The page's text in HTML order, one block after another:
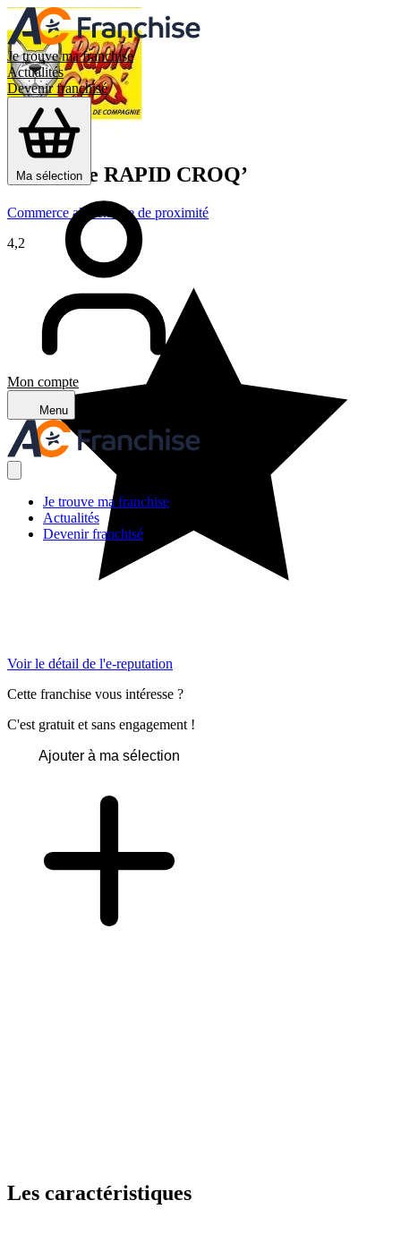
Je trouve ma franchise
Actualités
Devenir franchisé
Ma sélection
Mon compte
Menu
Je trouve ma franchise
Actualités
Devenir franchisé
Franchise RAPID CROQ’
Commerce alimentaire de proximité
4,2
Voir le détail de l'e-reputation
Cette franchise vous intéresse ?
C'est gratuit et sans engagement !
Ajouter à ma sélection
Les caractéristiques